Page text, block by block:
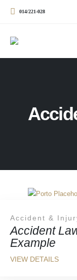
014/221-028
Accident
Example
Accident &